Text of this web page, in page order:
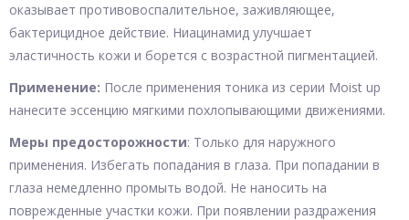
оказывает противовоспалительное, заживляющее,
бактерицидное действие. Ниацинамид улучшает
эластичность кожи и борется с возрастной пигментацией.
Применение: После применения тоника из серии Moist up
нанесите эссенцию мягкими похлопывающими движениями.
Меры предосторожности: Только для наружного
применения. Избегать попадания в глаза. При попадании в
глаза немедленно промыть водой. Не наносить на
поврежденные участки кожи. При появлении раздражения